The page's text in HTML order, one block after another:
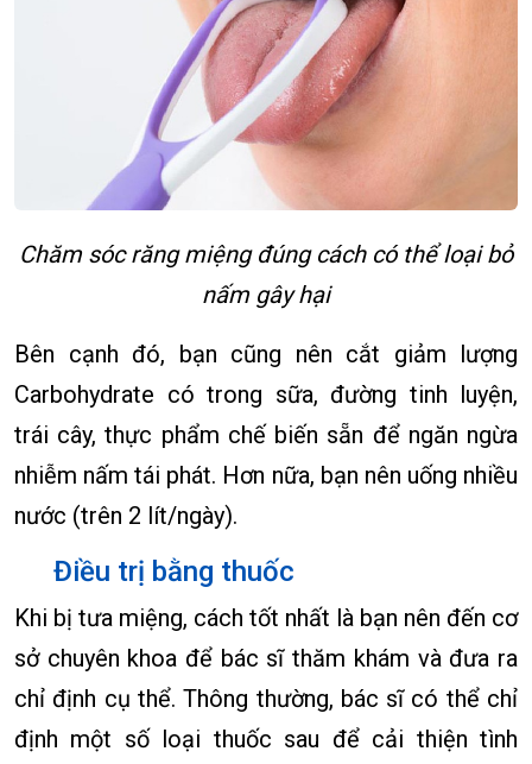
Chăm sóc răng miệng đúng cách có thể loại bỏ
nấm gây hại
Bên cạnh đó, bạn cũng nên cắt giảm lượng
Carbohydrate có trong sữa, đường tinh luyện,
trái cây, thực phẩm chế biến sẵn để ngăn ngừa
nhiễm nấm tái phát. Hơn nữa, bạn nên uống nhiều
nước (trên 2 lít/ngày).
Điều trị bằng thuốc
Khi bị tưa miệng, cách tốt nhất là bạn nên đến cơ
sở chuyên khoa để bác sĩ thăm khám và đưa ra
chỉ định cụ thể. Thông thường, bác sĩ có thể chỉ
định một số loại thuốc sau để cải thiện tình